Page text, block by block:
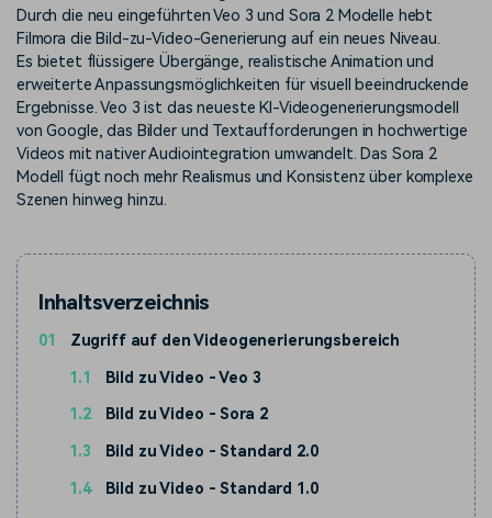
Creator
Monetarisierungs-
Programm
Monetarisieren Sie
Ihren Einfluss mit Filmora
Freunde-werben-
Programm
An Freunde empfehlen,
Belohnungen erhalten
Blog
Kunden-Geschichten
Erfahren Sie, wie unsere
Kunden Erfolg haben
Affiliate-Programm
Schalten Sie Partnerschaften
auf Unternehmensebene frei
Durch die neu eingeführten Veo 3 und Sora 2 Modelle hebt
Filmora die Bild-zu-Video-Generierung auf ein neues Niveau.
Es bietet flüssigere Übergänge, realistische Animation und
erweiterte Anpassungsmöglichkeiten für visuell beeindruckende
Ergebnisse. Veo 3 ist das neueste KI-Videogenerierungsmodell
von Google, das Bilder und Textaufforderungen in hochwertige
Videos mit nativer Audiointegration umwandelt. Das Sora 2
Modell fügt noch mehr Realismus und Konsistenz über komplexe
Szenen hinweg hinzu.
Inhaltsverzeichnis
01 Zugriff auf den Videogenerierungsbereich
1.1 Bild zu Video - Veo 3
1.2 Bild zu Video - Sora 2
1.3 Bild zu Video - Standard 2.0
1.4 Bild zu Video - Standard 1.0